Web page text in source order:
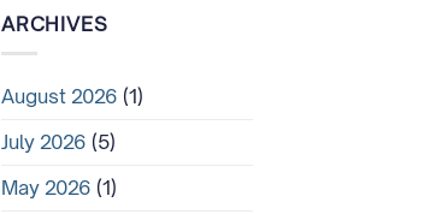
ARCHIVES
August 2026 (1)
July 2026 (5)
May 2026 (1)